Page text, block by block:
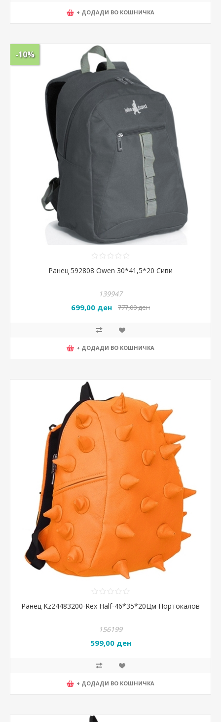
+ ДОДАДИ ВО КОШНИЧКА
-10%
Ранец 592808 Owen 30*41,5*20 Сиви
139947
699,00 ден 777,00 ден
+ ДОДАДИ ВО КОШНИЧКА
Ранец Kz24483200-Rex Half-46*35*20Цм Портокалов
156199
599,00 ден
+ ДОДАДИ ВО КОШНИЧКА